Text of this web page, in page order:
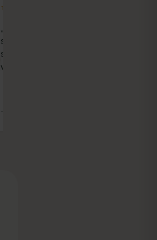
★★★★★
szybka rozmowa z lekarzem i e-
skierowanie na badania. Wszystko
w jednym miejscu."
— Piotr M.